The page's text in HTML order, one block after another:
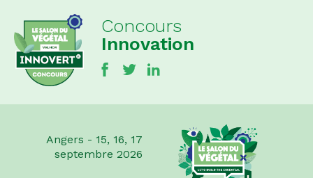
Angers - 15, 16, 17
septembre 2026
Concours
Innovation